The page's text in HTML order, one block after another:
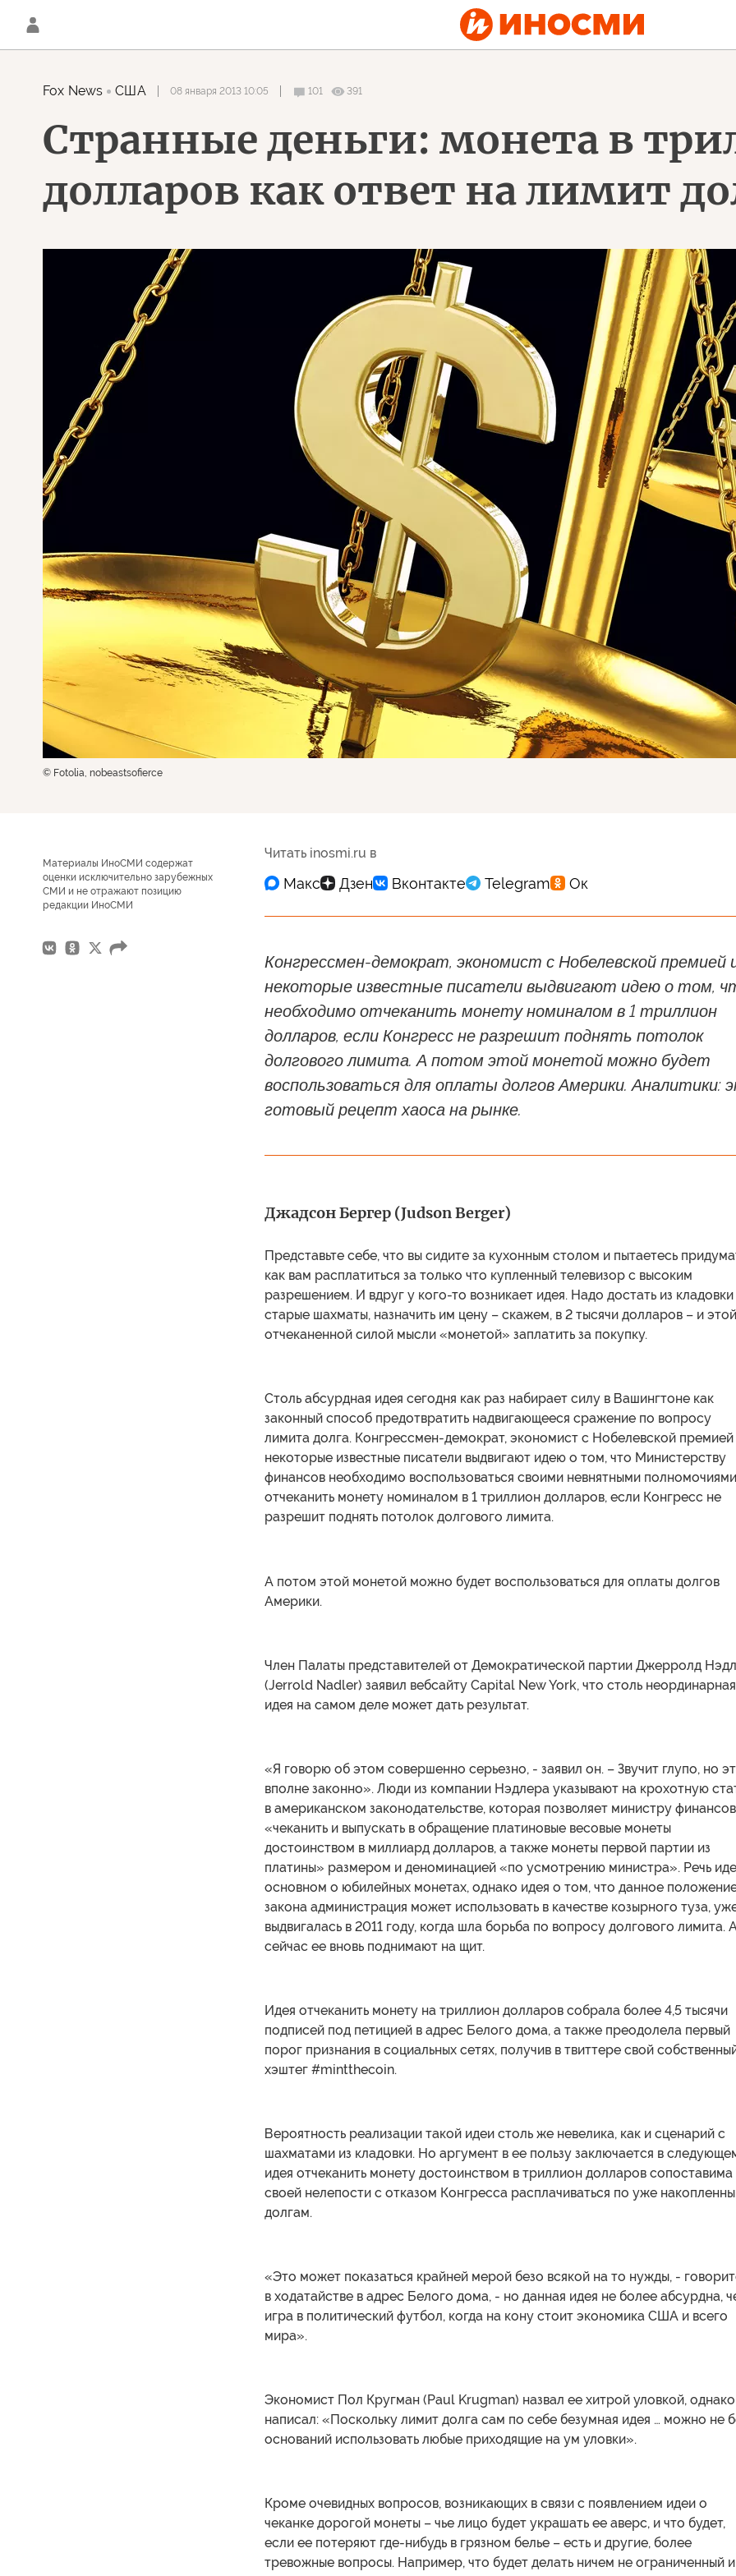
Fox News США 08 января 2013 10:05 101 391
Странные деньги: монета в
долларов как ответ на лимит
© Fotolia, nobeastsofierce
Материалы ИноСМИ содержат
оценки исключительно зарубежных
СМИ и не отражают позицию
редакции ИноСМИ
Читать inosmi.ru в
Конгрессмен-демократ, экономист с Нобелевской премией
некоторые известные писатели выдвигают идею о том,
необходимо отчеканить монету номиналом в 1 триллион
долларов, если Конгресс не разрешит поднять потолок
долгового лимита. А потом этой монетой можно будет
воспользоваться для оплаты долгов Америки. Аналитики:
готовый рецепт хаоса на рынке.
Джадсон Бергер (Judson Berger)
Представьте себе, что вы сидите за кухонным столом и пытаетесь
как вам расплатиться за только что купленный телевизор с высоким
разрешением. И вдруг у кого-то возникает идея. Надо достать из кладовки
старые шахматы, назначить им цену – скажем, в 2 тысячи долларов – и этой
отчеканенной силой мысли «монетой» заплатить за покупку.
Столь абсурдная идея сегодня как раз набирает силу в Вашингтоне как
законный способ предотвратить надвигающееся сражение по вопросу
лимита долга. Конгрессмен-демократ, экономист с Нобелевской премией
некоторые известные писатели выдвигают идею о том, что Министерству
финансов необходимо воспользоваться своими невнятными
отчеканить монету номиналом в 1 триллион долларов, если Конгресс не
разрешит поднять потолок долгового лимита.
А потом этой монетой можно будет воспользоваться для оплаты долгов
Америки.
Член Палаты представителей от Демократической партии Джерролд
(Jerrold Nadler) заявил вебсайту Capital New York, что столь неординарная
идея на самом деле может дать результат.
«Я говорю об этом совершенно серьезно, - заявил он. – Звучит глупо, но
вполне законно». Люди из компании Нэдлера указывают на крохотную
в американском законодательстве, которая позволяет министру финансов
«чеканить и выпускать в обращение платиновые весовые монеты
достоинством в миллиард долларов, а также монеты первой партии из
платины» размером и деноминацией «по усмотрению министра». Речь
основном о юбилейных монетах, однако идея о том, что данное
закона администрация может использовать в качестве козырного туза,
выдвигалась в 2011 году, когда шла борьба по вопросу долгового лимита.
сейчас ее вновь поднимают на щит.
Идея отчеканить монету на триллион долларов собрала более 4,5 тысячи
подписей под петицией в адрес Белого дома, а также преодолела первый
порог признания в социальных сетях, получив в твиттере свой
хэштег #mintthecoin.
Вероятность реализации такой идеи столь же невелика, как и сценарий с
шахматами из кладовки. Но аргумент в ее пользу заключается в
идея отчеканить монету достоинством в триллион долларов сопоставима
своей нелепости с отказом Конгресса расплачиваться по уже
долгам.
«Это может показаться крайней мерой безо всякой на то нужды, -
в ходатайстве в адрес Белого дома, - но данная идея не более абсурдна,
игра в политический футбол, когда на кону стоит экономика США и всего
мира».
Экономист Пол Кругман (Paul Krugman) назвал ее хитрой уловкой, однако
написал: «Поскольку лимит долга сам по себе безумная идея … можно не
оснований использовать любые приходящие на ум уловки».
Кроме очевидных вопросов, возникающих в связи с появлением идеи о
чеканке дорогой монеты – чье лицо будет украшать ее аверс, и что будет,
если ее потеряют где-нибудь в грязном белье – есть и другие, более
тревожные вопросы. Например, что будет делать ничем не ограниченный и